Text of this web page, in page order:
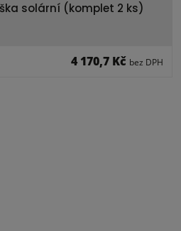
solární (komplet 2 ks)
4 170,7 Kč bez DPH